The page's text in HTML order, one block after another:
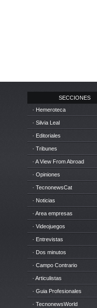
SECCIONES
· Hemeroteca
· Silvia Leal
· Editoriales
· Tribunes
· A View From Abroad
· Opiniones
· TecnonewsCat
· Noticias
· Area empresas
· Videojuegos
· Entrevistas
· Dos minutos
· Campo Contrario
· Articulistas
· Guia Profesionales
· TecnonewsWorld